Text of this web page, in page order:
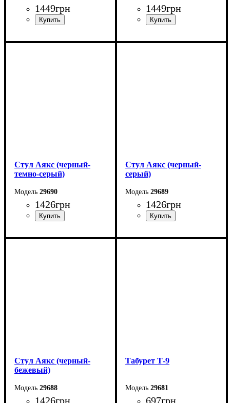
1449грн
Ширина: 45 см
1449грн
Ширина: 45 см
Стул Аякс (черный-
темно-серый)
29690
1426грн
Ширина: 49 см
Стул Аякс (черный-
серый)
29689
1426грн
Ширина: 49 см
Стул Аякс (черный-
бежевый)
29688
1426грн
Табурет Т-9
29681
697грн